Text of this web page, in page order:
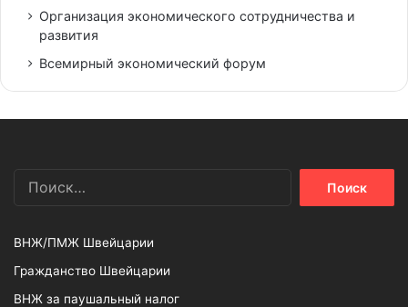
Организация экономического сотрудничества и
развития
Всемирный экономический форум
ВНЖ/ПМЖ Швейцарии
Гражданство Швейцарии
ВНЖ за паушальный налог